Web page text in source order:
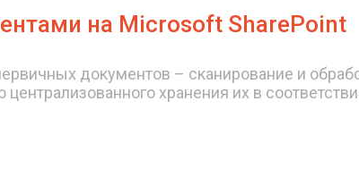
на Microsoft SharePoint
документов – сканирование и
хранения их в